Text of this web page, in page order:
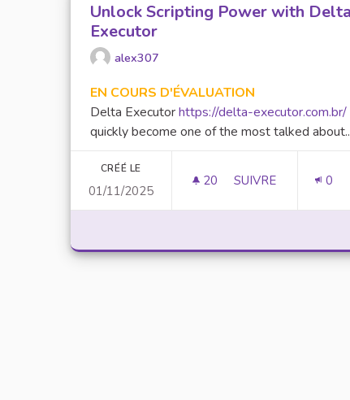
Unlock Scripting Power with Delta
Executor
alex307
EN COURS D'ÉVALUATION
Delta Executorhttps://delta-executor.com.br/
quickly become one of the most talked
CRÉÉ LE
01/11/2025
20 20 ABONNÉS
SUIVRE 0